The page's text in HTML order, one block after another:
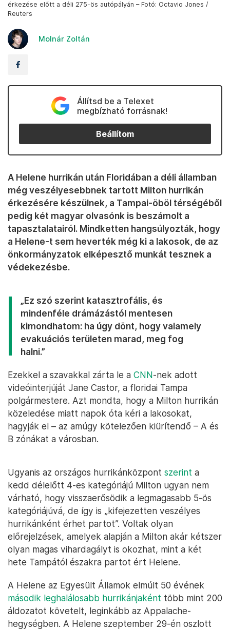
érkezése előtt a déli 275-ös autópályán – Fotó: Octavio Jones /
Reuters
Molnár Zoltán
Állítsd be a Telexet
megbízható forrásnak!
Beállítom
A Helene hurrikán után Floridában a déli államban
még veszélyesebbnek tartott Milton hurrikán
érkezésére készülnek, a Tampai-öböl térségéből
pedig két magyar olvasónk is beszámolt a
tapasztalatairól. Mindketten hangsúlyozták, hogy
a Helene-t sem heverték még ki a lakosok, de az
önkormányzatok elképesztő munkát tesznek a
védekezésbe.
„Ez szó szerint katasztrofális, és
mindenféle drámázástól mentesen
kimondhatom: ha úgy dönt, hogy valamely
evakuációs területen marad, meg fog
halni.”
Ezekkel a szavakkal zárta le a CNN-nek adott
videóinterjúját Jane Castor, a floridai Tampa
polgármestere. Azt mondta, hogy a Milton hurrikán
közeledése miatt napok óta kéri a lakosokat,
hagyják el – az amúgy kötelezően kiürítendő – A és
B zónákat a városban.
Ugyanis az országos hurrikánközpont szerint a
kedd délelőtt 4-es kategóriájú Milton ugyan nem
várható, hogy visszaerősödik a legmagasabb 5-ös
kategóriájúvá, de így is „kifejezetten veszélyes
hurrikánként érhet partot”. Voltak olyan
előrejelzések, amelyek alapján a Milton akár kétszer
olyan magas vihardagályt is okozhat, mint a két
hete Tampától északra partot ért Helene.
A Helene az Egyesült Államok elmúlt 50 évének
második leghalálosabb hurrikánjaként több mint 200
áldozatot követelt, leginkább az Appalache-
hegységben. A Helene szeptember 29-én oszlott